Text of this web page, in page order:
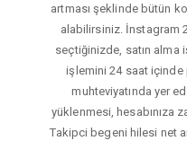
artması şeklinde bütün
alabilirsiniz. İnstagram
seçtiğinizde, satın alma
işlemini 24 saat içinde
muhteviyatında yer
yüklenmesi, hesabınıza
Takipci begeni hilesi net